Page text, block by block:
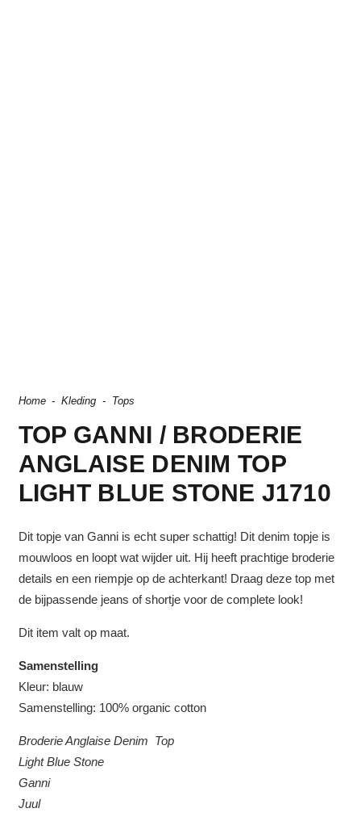
Home - Kleding - Tops
TOP GANNI / BRODERIE
ANGLAISE DENIM TOP
LIGHT BLUE STONE J1710
Dit topje van Ganni is echt super schattig! Dit denim topje is
mouwloos en loopt wat wijder uit. Hij heeft prachtige broderie
details en een riempje op de achterkant! Draag deze top met
de bijpassende jeans of shortje voor de complete look!
Dit item valt op maat.
Samenstelling
Kleur: blauw
Samenstelling: 100% organic cotton
Broderie Anglaise Denim Top
Light Blue Stone
Ganni
Juul